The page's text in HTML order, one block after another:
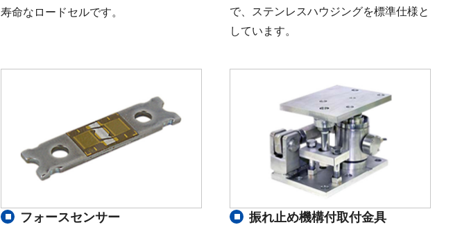
寿命なロードセルです。
で、ステンレスハウジングを標準仕様と
しています。
フォースセンサー 振れ止め機構付取付金具